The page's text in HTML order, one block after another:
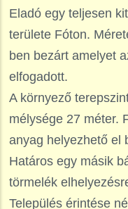
Eladó egy teljesen
területe Fóton.
ben bezárt amelyet
elfogadott.
A környező
mélysége 27 méter.
anyag helyezhető el
Határos egy másik
törmelék
Település érintése